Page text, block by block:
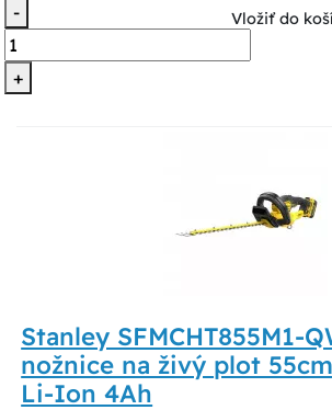
-
+
Vložiť do
Stanley SFMCHT855M1-
nožnice na živý plot
Li-Ion 4Ah